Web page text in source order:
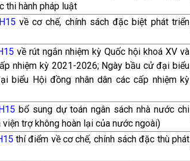
thi hành pháp luật
về cơ chế, chính sách đặc biệt phát triển
về rút ngắn nhiệm kỳ Quốc hội khoá XV và
nhiệm kỳ 2021-2026; Ngày bầu cử đại biểu
biểu Hội đồng nhân dân các cấp nhiệm kỳ
bổ sung dự toán ngân sách nhà nước chi
trợ không hoàn lại của nước ngoài)
thí điểm về cơ chế, chính sách đặc thù phát